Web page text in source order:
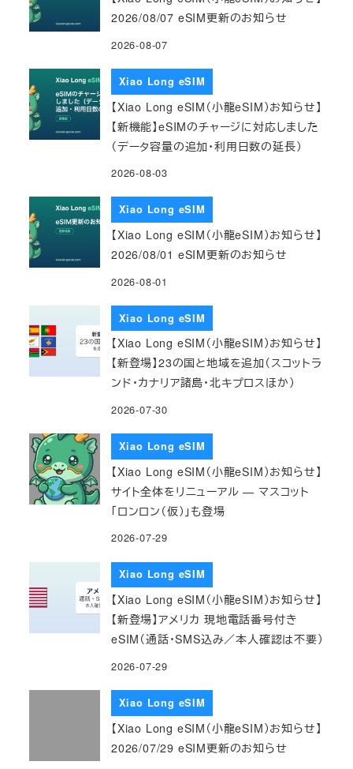
2026/08/07 eSIM更新のお知らせ
2026-08-07
Xiao Long eSIM
【Xiao Long eSIM（小龍eSIM）お知らせ】
【新機能】eSIMのチャージに対応しました
（データ容量の追加・利用日数の延長）
2026-08-03
Xiao Long eSIM
【Xiao Long eSIM（小龍eSIM）お知らせ】
2026/08/01 eSIM更新のお知らせ
2026-08-01
Xiao Long eSIM
【Xiao Long eSIM（小龍eSIM）お知らせ】
【新登場】23の国と地域を追加（スコットラ
ンド・カナリア諸島・北キプロスほか）
2026-07-30
Xiao Long eSIM
【Xiao Long eSIM（小龍eSIM）お知らせ】
サイト全体をリニューアル — マスコット
「ロンロン（仮）」も登場
2026-07-29
Xiao Long eSIM
【Xiao Long eSIM（小龍eSIM）お知らせ】
【新登場】アメリカ 現地電話番号付き
eSIM（通話・SMS込み／本人確認は不要）
2026-07-29
Xiao Long eSIM
【Xiao Long eSIM（小龍eSIM）お知らせ】
2026/07/29 eSIM更新のお知らせ